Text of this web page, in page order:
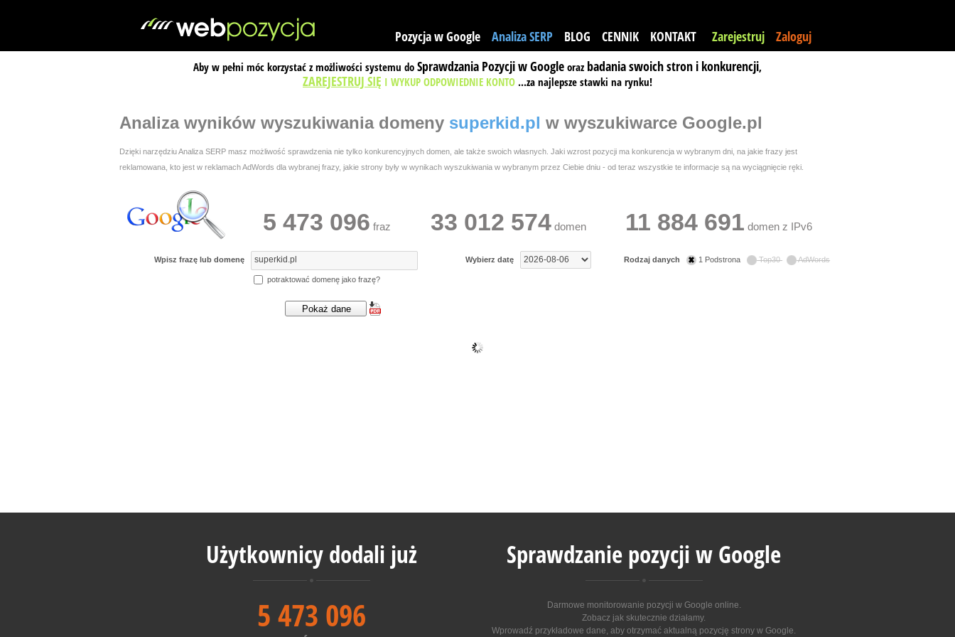
Pozycja w Google Analiza SERP BLOG CENNIK KONTAKT Zarejestruj Zaloguj
Aby w pełni móc korzystać z możliwości systemu do Sprawdzania Pozycji w Google oraz badania swoich stron i konkurencji,
ZAREJESTRUJ SIĘ I WYKUP ODPOWIEDNIE KONTO ...za najlepsze stawki na rynku!
Analiza wyników wyszukiwania domeny superkid.pl w wyszukiwarce Google.pl
Dzięki narzędziu Analiza SERP masz możliwość sprawdzenia nie tylko konkurencyjnych domen, ale także swoich własnych. Jaki wzrost pozycji ma konkurencja w wybranym dni, na jakie frazy jest
reklamowana, kto jest w reklamach AdWords dla wybranej frazy, jakie strony były w wynikach wyszukiwania w wybranym przez Ciebie dniu - od teraz wszystkie te informacje są na wyciągnięcie ręki.
5 473 096 fraz 33 012 574domen 11 884 691 domen z IPv6
Wpisz frazę lub domenę
potraktować domenę jako frazę?
Wybierz datę Rodzaj danych 1 Podstrona Top30 AdWords
Użytkownicy dodali już
5 473 096
Sprawdzanie pozycji w Google
Darmowe monitorowanie pozycji w Google online.
Zobacz jak skutecznie działamy.
Wprowadź przykładowe dane, aby otrzymać aktualną pozycję strony w Google.